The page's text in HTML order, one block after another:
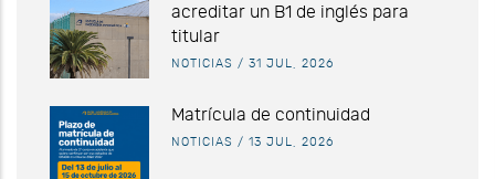
acreditar un B1 de inglés para
titular
NOTICIAS / 31 JUL, 2026
Matrícula de continuidad
NOTICIAS / 13 JUL, 2026